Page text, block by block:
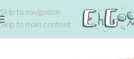
Skip to navigation
Skip to main content